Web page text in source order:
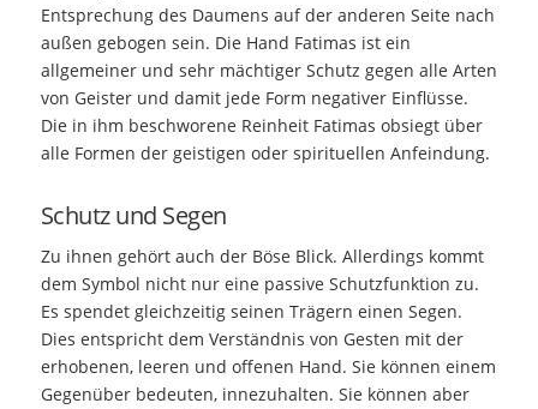
Entsprechung des Daumens auf der anderen Seite nach
außen gebogen sein. Die Hand Fatimas ist ein
allgemeiner und sehr mächtiger Schutz gegen alle Arten
von Geister und damit jede Form negativer Einflüsse.
Die in ihm beschworene Reinheit Fatimas obsiegt über
alle Formen der geistigen oder spirituellen Anfeindung.
Schutz und Segen
Zu ihnen gehört auch der Böse Blick. Allerdings kommt
dem Symbol nicht nur eine passive Schutzfunktion zu.
Es spendet gleichzeitig seinen Trägern einen Segen.
Dies entspricht dem Verständnis von Gesten mit der
erhobenen, leeren und offenen Hand. Sie können einem
Gegenüber bedeuten, innezuhalten. Sie können aber